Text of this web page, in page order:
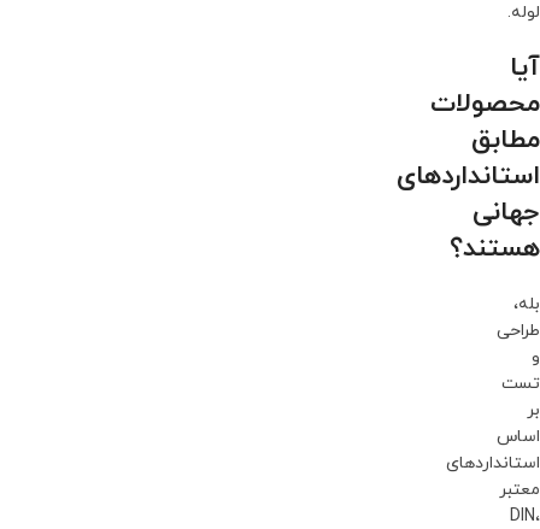
لوله.
آیا
محصولات
مطابق
استانداردهای
جهانی
هستند؟
بله،
طراحی
و
تست
بر
اساس
استانداردهای
معتبر
DIN،